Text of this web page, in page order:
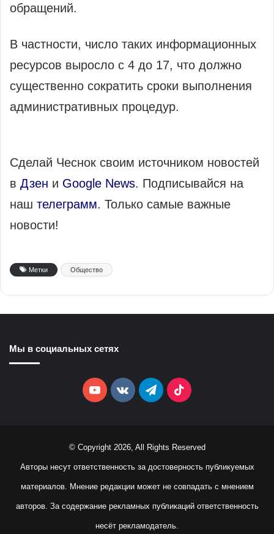
обращений.
В частности, число таких информационных
ресурсов выросло с 4 до 17, что должно
существенно сократить сроки выполнения
административных процедур.
Сделай Чеснок своим источником новостей
в Дзен и Google News. Подписывайся на
наш телеграмм. Только самые важные
новости!
Метки Общество
Мы в социальных сетях
YouTubevk.comTelegramTikTok
© Copyright 2026, All Rights Reserved
Авторы несут ответственность за достоверность публикуемых
материалов. Мнение редакции может не совпадать с мнением
авторов. За содержание рекламных публикаций ответственность
несёт рекламодатель.